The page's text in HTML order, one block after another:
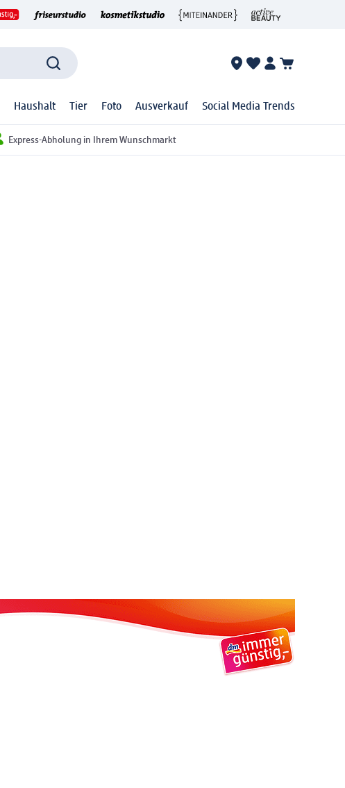
Haushalt Tier Foto Ausverkauf Social Media Trends
Express-Abholung in Ihrem Wunschmarkt